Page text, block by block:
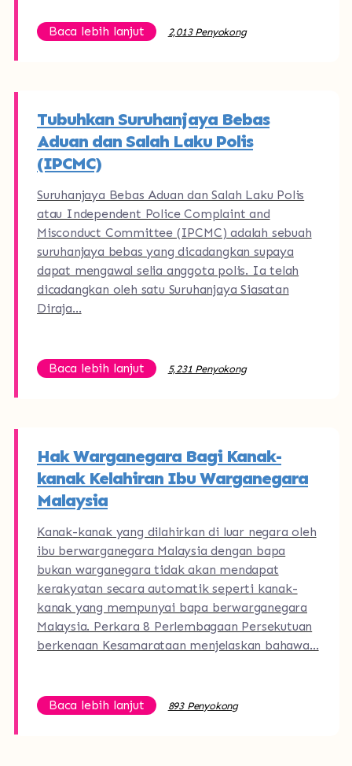
Baca lebih lanjut 2,013 Penyokong
Tubuhkan Suruhanjaya Bebas
Aduan dan Salah Laku Polis
(IPCMC)
Suruhanjaya Bebas Aduan dan Salah Laku Polis
atau Independent Police Complaint and
Misconduct Committee (IPCMC) adalah sebuah
suruhanjaya bebas yang dicadangkan supaya
dapat mengawal selia anggota polis. Ia telah
dicadangkan oleh satu Suruhanjaya Siasatan
Diraja…
Baca lebih lanjut 5,231 Penyokong
Hak Warganegara Bagi Kanak-
kanak Kelahiran Ibu Warganegara
Malaysia
Kanak-kanak yang dilahirkan di luar negara oleh
ibu berwarganegara Malaysia dengan bapa
bukan warganegara tidak akan mendapat
kerakyatan secara automatik seperti kanak-
kanak yang mempunyai bapa berwarganegara
Malaysia. Perkara 8 Perlembagaan Persekutuan
berkenaan Kesamarataan menjelaskan bahawa…
Baca lebih lanjut 893 Penyokong